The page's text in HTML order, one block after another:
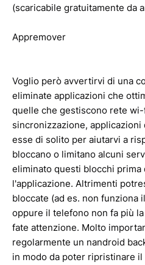
(scaricabile gratuitamente da
Appremover
Voglio però avvertirvi di una
eliminate applicazioni che
quelle che gestiscono rete
sincronizzazione,
esse di solito per aiutarvi a
bloccano o limitano alcuni
eliminato questi blocchi prima
l'applicazione. Altrimenti
bloccate (ad es. non funziona
oppure il telefono non fa più
fate attenzione. Molto
regolarmente un nandroid
in modo da poter ripristinare